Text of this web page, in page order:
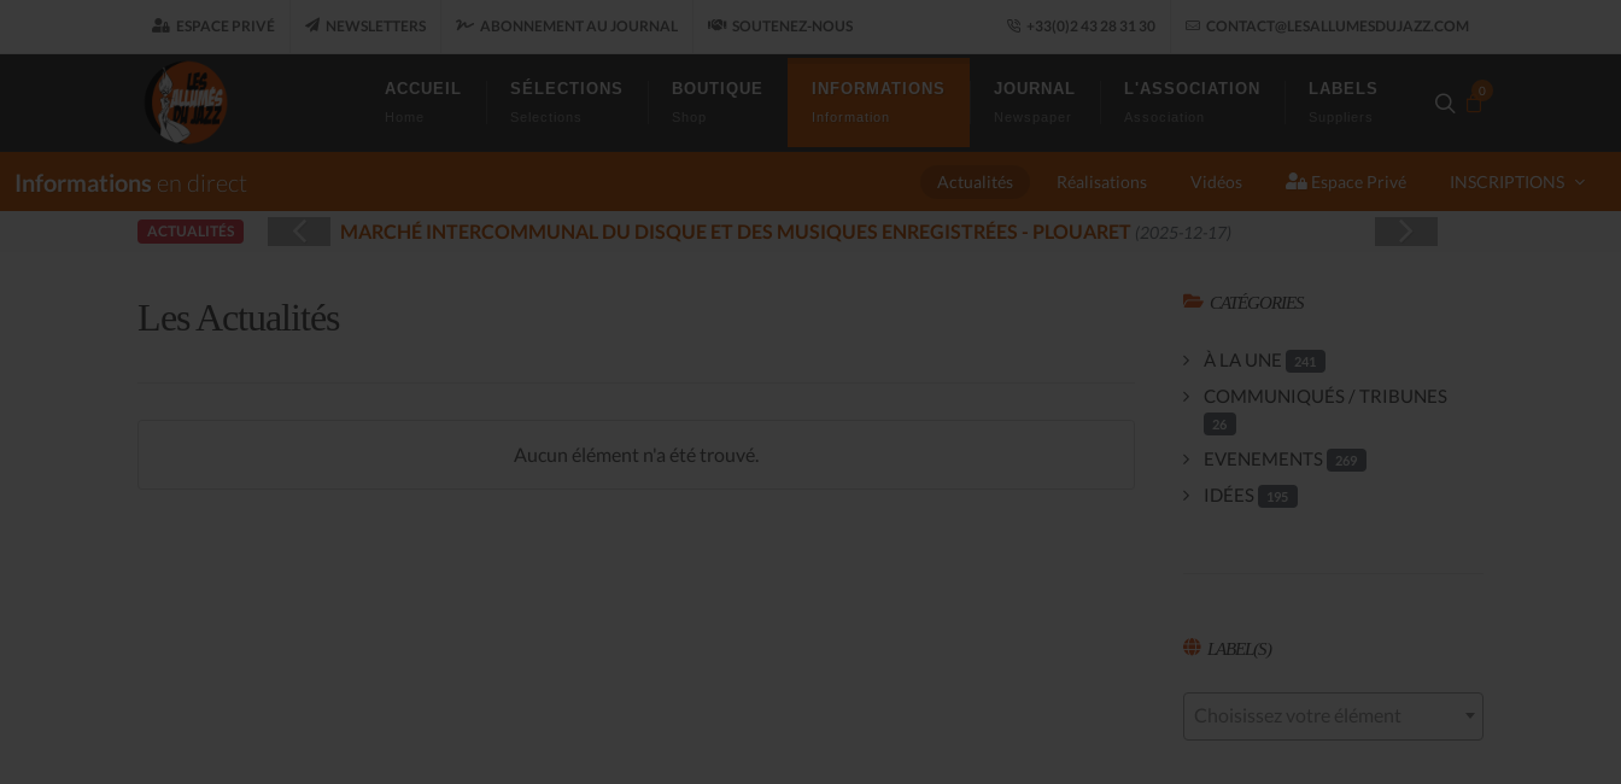
ESPACE PRIVÉ NEWSLETTERS ABONNEMENT AU JOURNAL SOUTENEZ-NOUS +33(0)2 43 28 31 30 CONTACT@LESALLUMESDUJAZZ.COM
0
ACCUEIL SÉLECTIONS BOUTIQUE INFORMATIONS
Information
JOURNAL L'ASSOCIATION LABELS
Informations en direct Actualités Réalisations Vidéos Espace Privé INSCRIPTIONS
ACTUALITÉS
- PLOUARET (2025-12-17) LES ALLUMÉS DU JAZZ FONT SALON, LE PROGRAMME (2025-11-14)
Les Actualités
Aucun élément n'a été trouvé.
CATÉGORIES
À LA UNE 241
COMMUNIQUÉS / TRIBUNES
26
EVENEMENTS 269
IDÉES 195
LABEL(S)